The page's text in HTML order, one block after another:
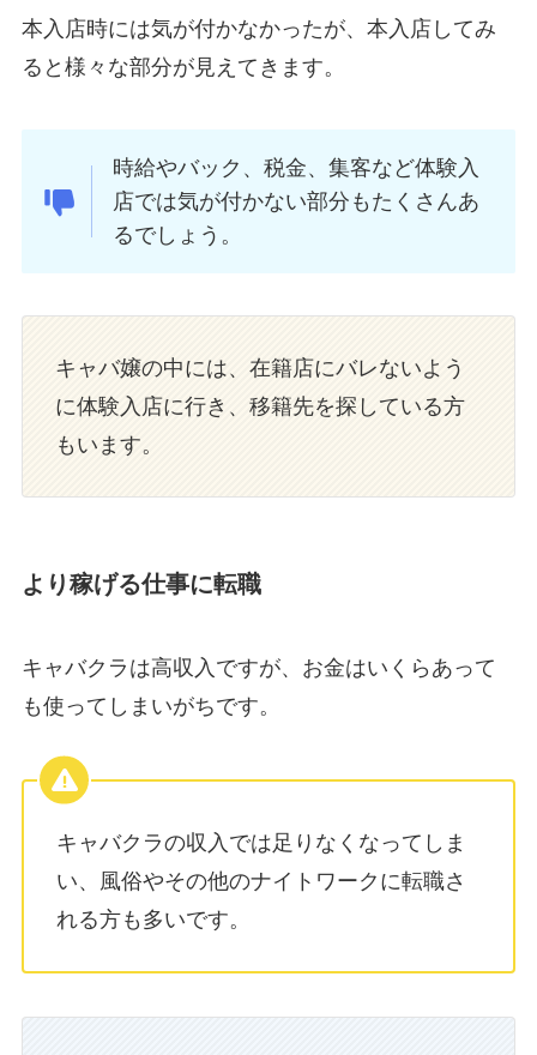
本入店時には気が付かなかったが、本入店してみ
ると様々な部分が見えてきます。
時給やバック、税金、集客など体験入
店では気が付かない部分もたくさんあ
るでしょう。
キャバ嬢の中には、在籍店にバレないよう
に体験入店に行き、移籍先を探している方
もいます。
より稼げる仕事に転職
キャバクラは高収入ですが、お金はいくらあって
も使ってしまいがちです。
キャバクラの収入では足りなくなってしま
い、風俗やその他のナイトワークに転職さ
れる方も多いです。